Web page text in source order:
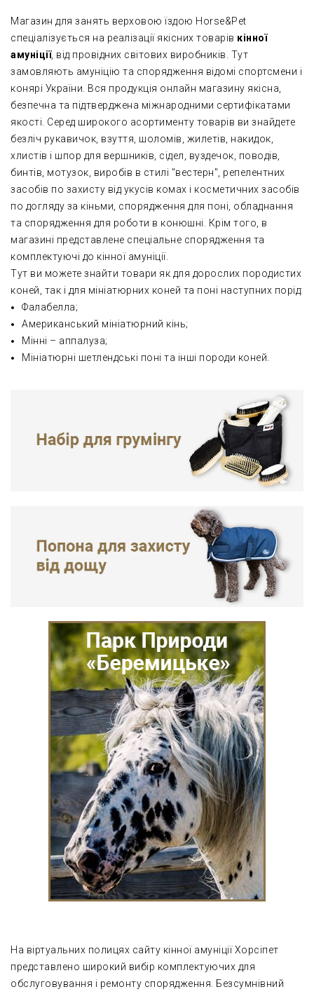
Магазин для занять верховою їздою Horse&Pet
спеціалізується на реалізації якісних товарів кінної
амуніції, від провідних світових виробників. Тут
замовляють амуніцію та спорядження відомі спортсмени і
конярі України. Вся продукція онлайн магазину якісна,
безпечна та підтверджена міжнародними сертифікатами
якості. Серед широкого асортименту товарів ви знайдете
безліч рукавичок, взуття, шоломів, жилетів, накидок,
хлистів і шпор для вершників, сідел, вуздечок, поводів,
бинтів, мотузок, виробів в стилі "вестерн", репелентних
засобів по захисту від укусів комах і косметичних засобів
по догляду за кіньми, спорядження для поні, обладнання
та спорядження для роботи в конюшні. Крім того, в
магазині представлене спеціальне спорядження та
комплектуючі до кінної амуніції.
Тут ви можете знайти товари як для дорослих породистих
коней, так і для мініатюрних коней та поні наступних порід:
Фалабелла;
Американський мініатюрний кінь;
Мінні – аппалуза;
Мініатюрні шетлендські поні та інші породи коней.
На віртуальних полицях сайту кінної амуніції Хорсіпет
представлено широкий вибір комплектуючих для
обслуговування і ремонту спорядження. Безсумнівний